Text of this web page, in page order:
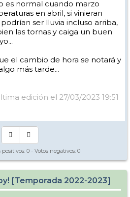
post on Instagram
es normal cuando marzo
en abril, si vinieran
ser lluvia incluso arriba,
las tornas y caiga un buen
el cambio de hora se notará y
más tarde...
edición el 27/03/2023 19:51
positivos: 0 - Votos negativos: 0
[Temporada 2022-2023]